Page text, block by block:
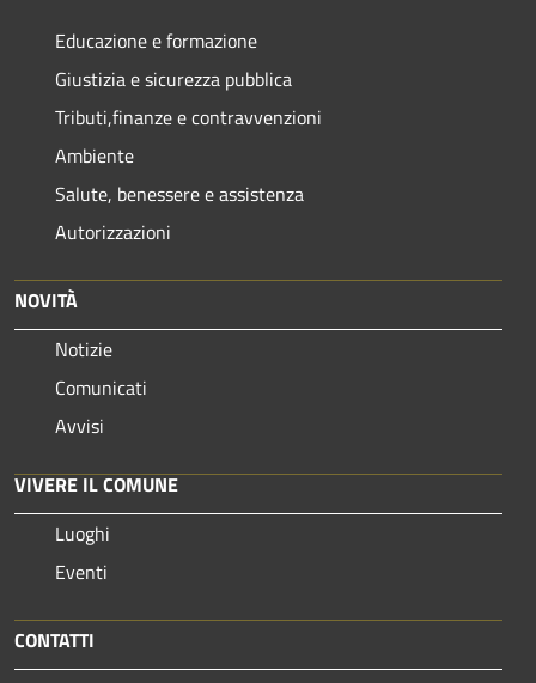
Educazione e formazione
Giustizia e sicurezza pubblica
Tributi,finanze e contravvenzioni
Ambiente
Salute, benessere e assistenza
Autorizzazioni
NOVITÀ
Notizie
Comunicati
Avvisi
VIVERE IL COMUNE
Luoghi
Eventi
CONTATTI